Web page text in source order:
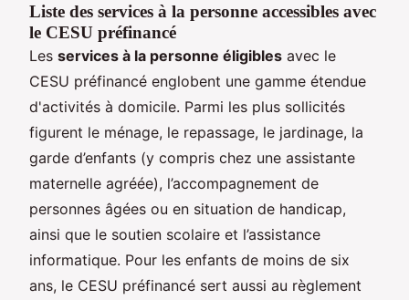
Liste des services à la personne accessibles avec
le CESU préfinancé
Les services à la personne éligibles avec le
CESU préfinancé englobent une gamme étendue
d'activités à domicile. Parmi les plus sollicités
figurent le ménage, le repassage, le jardinage, la
garde d’enfants (y compris chez une assistante
maternelle agréée), l’accompagnement de
personnes âgées ou en situation de handicap,
ainsi que le soutien scolaire et l’assistance
informatique. Pour les enfants de moins de six
ans, le CESU préfinancé sert aussi au règlement